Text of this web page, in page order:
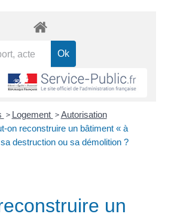
> Logement > Autorisation
on reconstruire un bâtiment « à
destruction ou sa démolition ?
un